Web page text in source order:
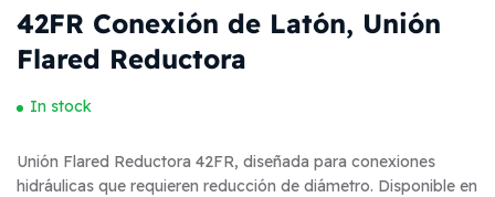
42FR Conexión de Latón, Unión
Flared Reductora
In stock
Unión Flared Reductora 42FR, diseñada para conexiones
hidráulicas que requieren reducción de diámetro. Disponible en